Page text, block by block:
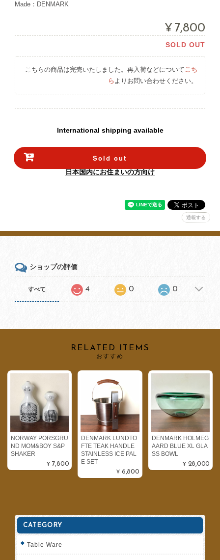
Made：DENMARK
¥7,800
SOLD OUT
こちらの商品は完売いたしました。再入荷などについてこち
らよりお問い合わせください。
International shipping available
Sold out
日本国内にお住まいの方向け
通報する
ショップの評価
すべて 4 0 0
RELATED ITEMS
おすすめ
NORWAY PORSGRU
ND MOM&BOY S&P
SHAKER
¥7,800
DENMARK LUNDTO
FTE TEAK HANDLE
STAINLESS ICE PAL
E SET
¥6,800
DENMARK HOLMEG
AARD BLUE XL GLA
SS BOWL
¥28,000
CATEGORY
Table Ware